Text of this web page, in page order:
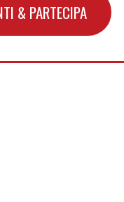
& PARTECIPA